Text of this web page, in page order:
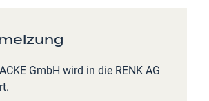
GmbH wird in die RENK AG